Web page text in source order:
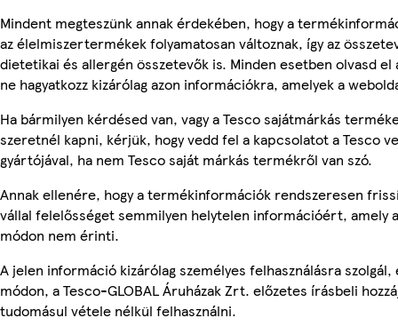
Mindent megteszünk annak érdekében, hogy a
az élelmiszertermékek folyamatosan változnak, így az
dietetikai és allergén összetevők is. Minden esetben olvasd
ne hagyatkozz kizárólag azon információkra, amelyek a
Ha bármilyen kérdésed van, vagy a Tesco sajátmárkás
szeretnél kapni, kérjük, hogy vedd fel a kapcsolatot a Tesco
gyártójával, ha nem Tesco saját márkás termékről van szó.
Annak ellenére, hogy a termékinformációk rendszeresen
vállal felelősséget semmilyen helytelen információért, amely
módon nem érinti.
A jelen információ kizárólag személyes felhasználásra
módon, a Tesco-GLOBAL Áruházak Zrt. előzetes írásbeli
tudomásul vétele nélkül felhasználni.